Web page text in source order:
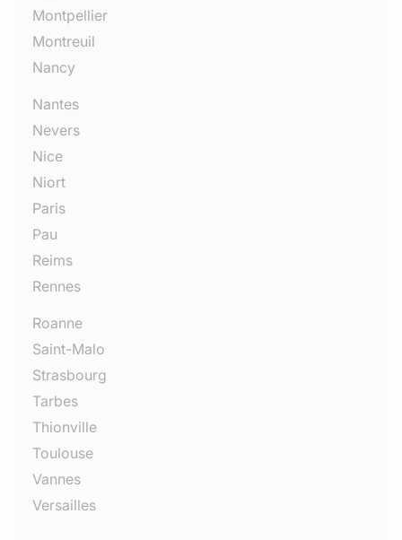
Montpellier
Montreuil
Nancy
Nantes
Nevers
Nice
Niort
Paris
Pau
Reims
Rennes
Roanne
Saint-Malo
Strasbourg
Tarbes
Thionville
Toulouse
Vannes
Versailles